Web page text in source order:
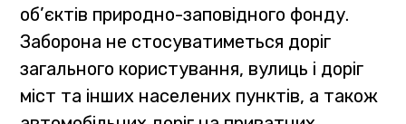
об’єктів природно-заповідного фонду.
Заборона не стосуватиметься доріг
загального користування, вулиць і доріг
міст та інших населених пунктів, а також